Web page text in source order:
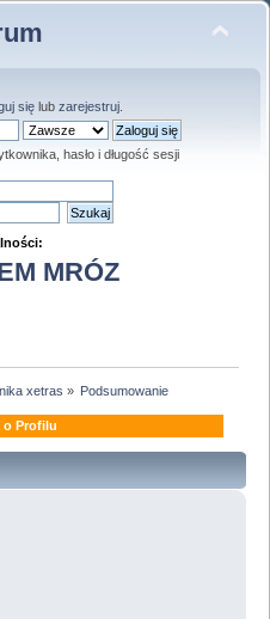
sięlub zarejestruj.
hasło i długość sesji
MRÓZ
xetras » Podsumowanie
o Profilu